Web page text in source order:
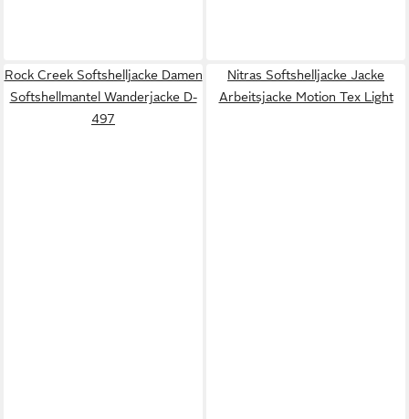
Rock Creek Softshelljacke Damen
Softshellmantel Wanderjacke D-
497
Nitras Softshelljacke Jacke
Arbeitsjacke Motion Tex Light